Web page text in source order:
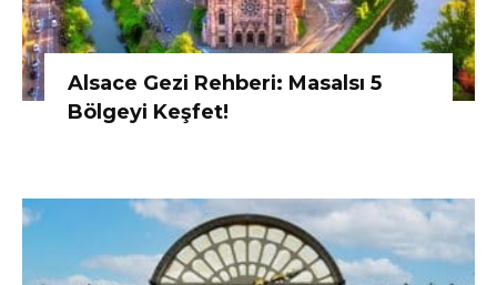
Alsace Gezi Rehberi: Masalsı 5
Bölgeyi Keşfet!